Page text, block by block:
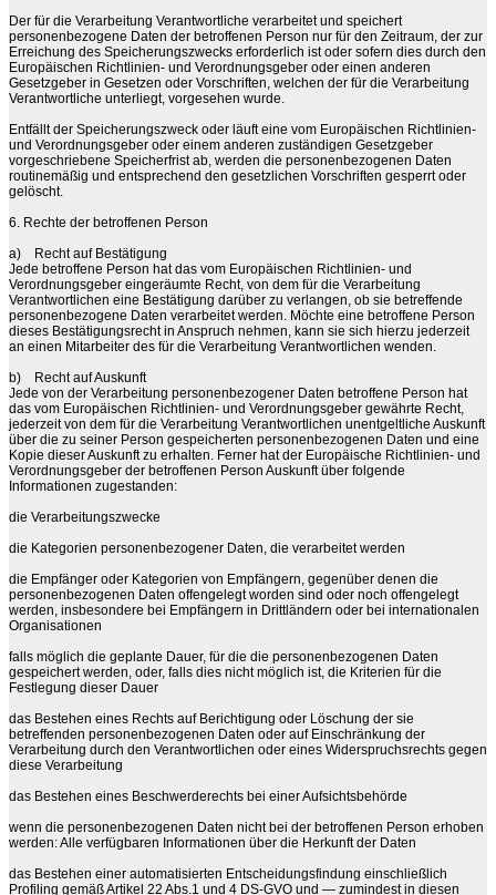
Der für die Verarbeitung Verantwortliche verarbeitet und speichert
personenbezogene Daten der betroffenen Person nur für den Zeitraum, der zur
Erreichung des Speicherungszwecks erforderlich ist oder sofern dies durch den
Europäischen Richtlinien- und Verordnungsgeber oder einen anderen
Gesetzgeber in Gesetzen oder Vorschriften, welchen der für die Verarbeitung
Verantwortliche unterliegt, vorgesehen wurde.
Entfällt der Speicherungszweck oder läuft eine vom Europäischen Richtlinien-
und Verordnungsgeber oder einem anderen zuständigen Gesetzgeber
vorgeschriebene Speicherfrist ab, werden die personenbezogenen Daten
routinemäßig und entsprechend den gesetzlichen Vorschriften gesperrt oder
gelöscht.
6. Rechte der betroffenen Person
a)
Recht auf Bestätigung
Jede betroffene Person hat das vom Europäischen Richtlinien- und
Verordnungsgeber eingeräumte Recht, von dem für die Verarbeitung
Verantwortlichen eine Bestätigung darüber zu verlangen, ob sie betreffende
personenbezogene Daten verarbeitet werden. Möchte eine betroffene Person
dieses Bestätigungsrecht in Anspruch nehmen, kann sie sich hierzu jederzeit
an einen Mitarbeiter des für die Verarbeitung Verantwortlichen wenden.
b)
Recht auf Auskunft
Jede von der Verarbeitung personenbezogener Daten betroffene Person hat
das vom Europäischen Richtlinien- und Verordnungsgeber gewährte Recht,
jederzeit von dem für die Verarbeitung Verantwortlichen unentgeltliche Auskunft
über die zu seiner Person gespeicherten personenbezogenen Daten und eine
Kopie dieser Auskunft zu erhalten. Ferner hat der Europäische Richtlinien- und
Verordnungsgeber der betroffenen Person Auskunft über folgende
Informationen zugestanden:
die Verarbeitungszwecke
die Kategorien personenbezogener Daten, die verarbeitet werden
die Empfänger oder Kategorien von Empfängern, gegenüber denen die
personenbezogenen Daten offengelegt worden sind oder noch offengelegt
werden, insbesondere bei Empfängern in Drittländern oder bei internationalen
Organisationen
falls möglich die geplante Dauer, für die die personenbezogenen Daten
gespeichert werden, oder, falls dies nicht möglich ist, die Kriterien für die
Festlegung dieser Dauer
das Bestehen eines Rechts auf Berichtigung oder Löschung der sie
betreffenden personenbezogenen Daten oder auf Einschränkung der
Verarbeitung durch den Verantwortlichen oder eines Widerspruchsrechts gegen
diese Verarbeitung
das Bestehen eines Beschwerderechts bei einer Aufsichtsbehörde
wenn die personenbezogenen Daten nicht bei der betroffenen Person erhoben
werden: Alle verfügbaren Informationen über die Herkunft der Daten
das Bestehen einer automatisierten Entscheidungsfindung einschließlich
Profiling gemäß Artikel 22 Abs.1 und 4 DS-GVO und — zumindest in diesen